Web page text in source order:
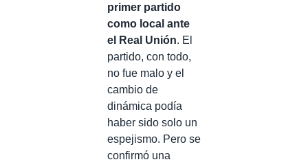
primer partido
como local ante
el Real Unión. El
partido, con todo,
no fue malo y el
cambio de
dinámica podía
haber sido solo un
espejismo. Pero se
confirmó una